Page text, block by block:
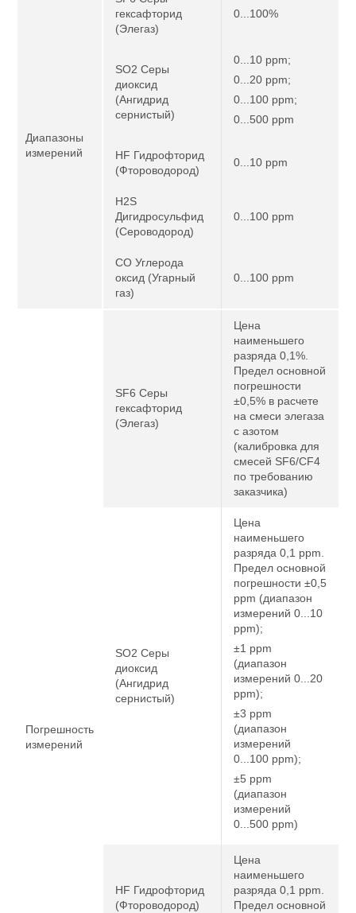
Диапазоны
измерений
гексафторид
(Элегаз)
0...100%
SO2 Серы
диоксид
(Ангидрид
сернистый)
0...10 ppm;
0...20 ppm;
0...100 ppm;
0...500 ppm
HF Гидрофторид
(Фтороводород)
0...10 ppm
H2S
Дигидросульфид
(Сероводород)
0...100 ppm
CO Углерода
оксид (Угарный
газ)
0...100 ppm
Погрешность
измерений
SF6 Серы
гексафторид
(Элегаз)
Цена
наименьшего
разряда 0,1%.
Предел основной
погрешности
±0,5% в расчете
на смеси элегаза
с азотом
(калибровка для
смесей SF6/CF4
по требованию
заказчика)
SO2 Серы
диоксид
(Ангидрид
сернистый)
Цена
наименьшего
разряда 0,1 ppm.
Предел основной
погрешности ±0,5
ppm (диапазон
измерений 0...10
ppm);
±1 ppm
(диапазон
измерений 0...20
ppm);
±3 ppm
(диапазон
измерений
0...100 ppm);
±5 ppm
(диапазон
измерений
0...500 ppm)
HF Гидрофторид
(Фтороводород)
Цена
наименьшего
разряда 0,1 ppm.
Предел основной